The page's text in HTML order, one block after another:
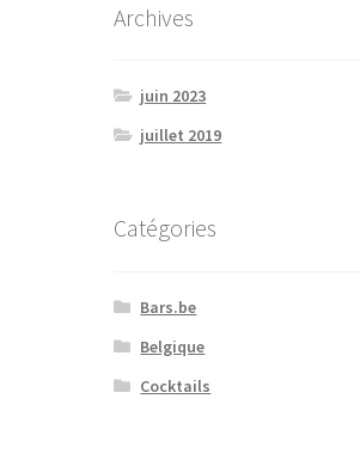
Archives
juin 2023
juillet 2019
Catégories
Bars.be
Belgique
Cocktails